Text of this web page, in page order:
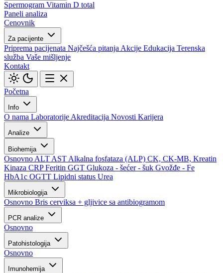
Spermogram Vitamin D total
Paneli analiza
Cenovnik
Za pacijente
Priprema pacijenata Najčešća pitanja Akcije Edukacija Terenska
služba Vaše mišljenje
Kontakt
Početna
Info
O nama Laboratorije Akreditacija Novosti Karijera
Analize
Biohemija
Osnovno ALT AST Alkalna fosfataza (ALP) CK, CK-MB, Kreatin
Kinaza CRPFeritin GGT Glukoza - šećer - šuk Gvožđe - Fe
HbA1c OGTT Lipidni status Urea
Mikrobiologija
Osnovno Bris cerviksa + gljivice sa antibiogramom
PCR analize
Osnovno
Patohistologija
Osnovno
Imunohemija